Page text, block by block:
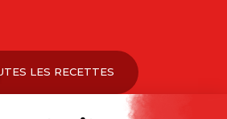
LES RECETTES